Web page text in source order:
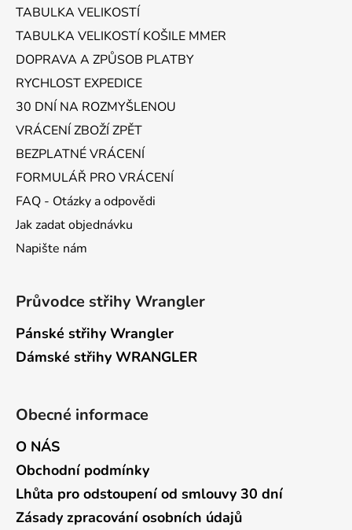
TABULKA VELIKOSTÍ
TABULKA VELIKOSTÍ KOŠILE MMER
DOPRAVA A ZPŮSOB PLATBY
RYCHLOST EXPEDICE
30 DNÍ NA ROZMYŠLENOU
VRÁCENÍ ZBOŽÍ ZPĚT
BEZPLATNÉ VRÁCENÍ
FORMULÁŘ PRO VRÁCENÍ
FAQ - Otázky a odpovědi
Jak zadat objednávku
Napište nám
Průvodce střihy Wrangler
Pánské střihy Wrangler
Dámské střihy WRANGLER
Obecné informace
O NÁS
Obchodní podmínky
Lhůta pro odstoupení od smlouvy 30 dní
Zásady zpracování osobních údajů